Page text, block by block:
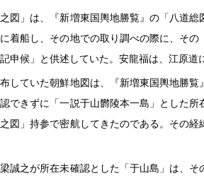
図」は、『新増東国輿地勝覧』の「八道
着船し、その地での取り調べの際に、そ
申候」と供述していた。安龍福は、江原
していた朝鮮地図は、『新増東国輿地勝
できずに「一説于山欝陵本一島」とした
図」持参で密航してきたのである。その
誠之が所在未確認とした「于山島」は、